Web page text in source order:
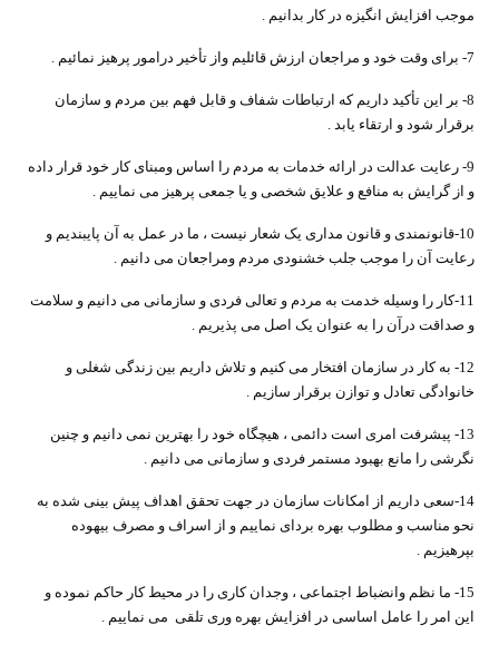
موجب افزایش انگیزه در کار بدانیم .
7- برای وقت خود و مراجعان ارزش قائلیم واز تأخیر درامور پرهیز نمائیم .
8- بر این تأکید داریم که ارتباطات شفاف و قابل فهم بین مردم و سازمان
برقرار شود و ارتقاء یابد .
9- رعایت عدالت در ارائه خدمات به مردم را اساس ومبنای کار خود قرار داده
و از گرایش به منافع و علایق شخصی و یا جمعی پرهیز می نماییم .
10-قانونمندی و قانون مداری یک شعار نیست ، ما در عمل به آن پایبندیم و
رعایت آن را موجب جلب خشنودی مردم ومراجعان می دانیم .
11-کار را وسیله خدمت به مردم و تعالی فردی و سازمانی می دانیم و سلامت
و صداقت درآن را به عنوان یک اصل می پذیریم .
12- به کار در سازمان افتخار می کنیم و تلاش داریم بین زندگی شغلی و
خانوادگی تعادل و توازن برقرار سازیم .
13- پیشرفت امری است دائمی ، هیچگاه خود را بهترین نمی دانیم و چنین
نگرشی را مانع بهبود مستمر فردی و سازمانی می دانیم .
14-سعی داریم از امکانات سازمان در جهت تحقق اهداف پیش بینی شده به
نحو مناسب و مطلوب بهره بردای نماییم و از اسراف و مصرف بیهوده
بپرهیزیم .
15- ما نظم وانضباط اجتماعی ، وجدان کاری را در محیط کار حاکم نموده و
این امر را عامل اساسی در افزایش بهره وری تلقی می نماییم .